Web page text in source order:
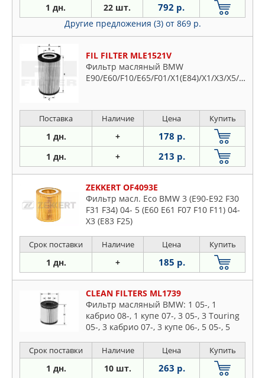
1 дн. 22 шт. 792 р.
Другие предложения (3) от 869 р.
FIL FILTER MLE1521V
Фильтр масляный BMW
E90/E60/F10/E65/F01/X1(E84)/X1/X3/X5/X6
Поставка Наличие Цена Купить
1 дн. + 178 р.
1 дн. + 213 р.
ZEKKERT OF4093E
Фильтр масл. Eco BMW 3 (E90-E92 F30
F31 F34) 04- 5 (E60 E61 F07 F10 F11) 04-
X3 (E83 F25)
Срок поставки Наличие Цена Купить
1 дн. + 185 р.
CLEAN FILTERS ML1739
Фильтр масляный BMW: 1 05-, 1
кабрио 08-, 1 купе 07-, 3 05-, 3 Touring
05-, 3 кабрио 07-, 3 купе 06-, 5 05-, 5
X3 06-, X
Срок поставки Наличие Цена Купить
1 дн. 10 шт. 263 р.